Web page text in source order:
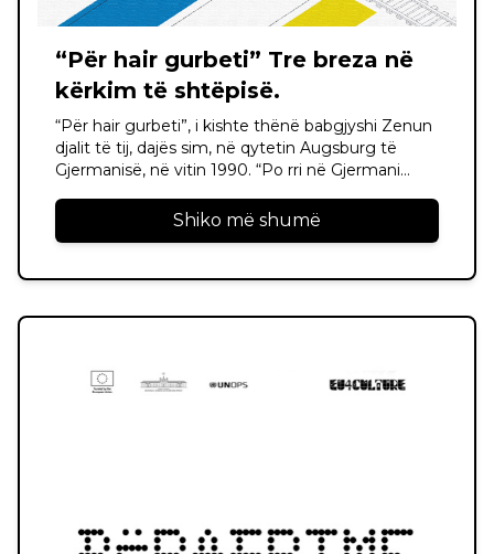
“Për hair gurbeti” Tre breza në
kërkim të shtëpisë.
“Për hair gurbeti”, i kishte thënë babgjyshi Zenun
djalit të tij, dajës sim, në qytetin Augsburg të
Gjermanisë, në vitin 1990. “Po rri në Gjermani
daja, i cili pas 30 vjetësh ende është këtu, në
Gjermani. Ba
Shiko më shumë